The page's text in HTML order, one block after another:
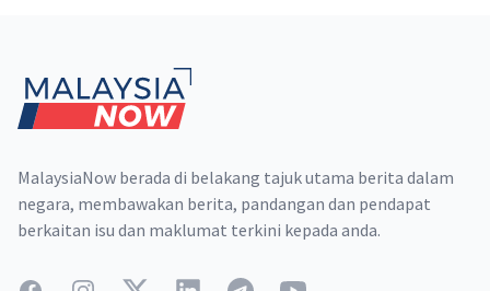
MalaysiaNow berada di belakang tajuk utama berita dalam
negara, membawakan berita, pandangan dan pendapat
berkaitan isu dan maklumat terkini kepada anda.